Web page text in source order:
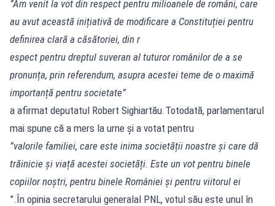
”Am venit la vot din respect pentru milioanele de români, care
au avut această inițiativă de modificare a Constituției pentru
definirea clară a căsătoriei, din r
espect pentru dreptul suveran al tuturor românilor de a se
pronunța, prin referendum, asupra acestei teme de o maximă
importanță pentru societate”
a afirmat deputatul Robert Sighiartău.Totodată, parlamentarul
mai spune că a mers la urne și a votat pentru
”valorile familiei, care este inima societății noastre și care dă
trăinicie și viață acestei societăți. Este un vot pentru binele
copiilor noștri, pentru binele României și pentru viitorul ei
”.În opinia secretarului generalal PNL, votul său este unul în